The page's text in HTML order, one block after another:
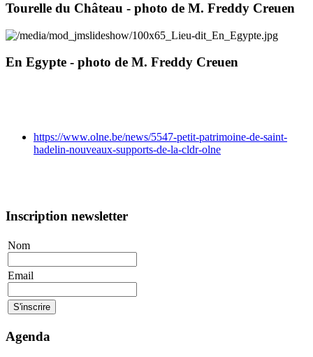
Tourelle du Château - photo de M. Freddy Creuen
En Egypte - photo de M. Freddy Creuen
https://www.olne.be/news/5547-petit-patrimoine-de-saint-
hadelin-nouveaux-supports-de-la-cldr-olne
Inscription newsletter
Nom
Email
Agenda